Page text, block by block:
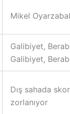
Mikel
Galibiyet,
Galibiyet,
Dış sahada
zorlanıyor